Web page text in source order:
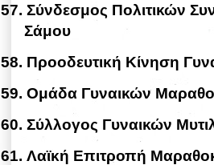
57. Σύνδεσμος Πολιτικών
Σάμου
58. Προοδευτική Κίνηση
59. Ομάδα Γυναικών
60. Σύλλογος Γυναικών
61. Λαϊκή Επιτροπή